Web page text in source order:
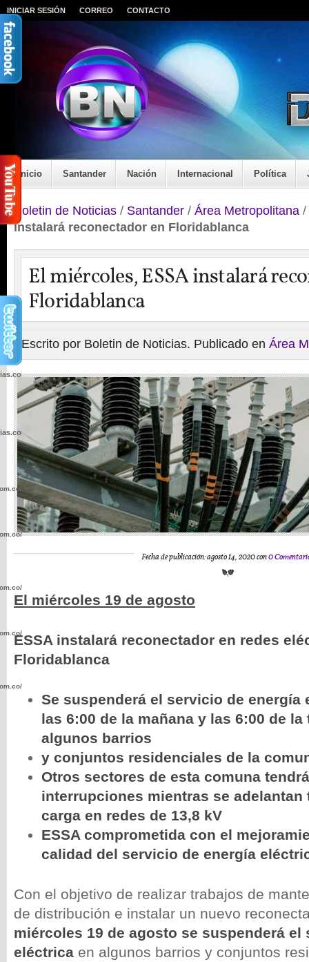
INICIAR SESIÓN CORREO CONTACTO
Inicio Santander Nación Internacional Política
Boletin de Noticias / Santander / Área Metropolitana /
instalará reconectador en Floridablanca
El miércoles, ESSA instalará
Floridablanca
Escrito por Boletin de Noticias. Publicado en Área
Fecha de publicación: agosto 14, 2020 con0
El miércoles 19 de agosto
ESSA instalará reconectador en redes
Floridablanca
Se suspenderá el servicio de energía
las 6:00 de la mañana y las 6:00 de la
algunos barrios
y conjuntos residenciales de la
Otros sectores de esta comuna
interrupciones mientras se adelantan
carga en redes de 13,8 kV
ESSA comprometida con el
calidad del servicio de energía
Con el objetivo de realizar trabajos de
de distribución e instalar un nuevo
miércoles 19 de agosto se suspenderá el
eléctrica en algunos barrios y conjuntos
wp-
wp-
wp-
wp-
wp-
wp-
wp-
wp-